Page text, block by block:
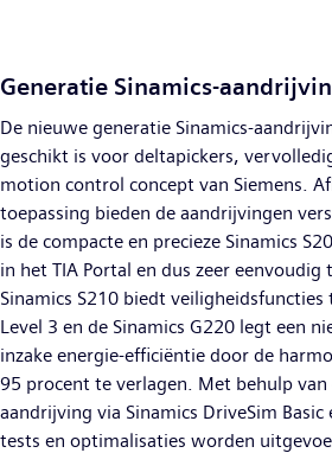
Generatie Sinamics-
De nieuwe generatie Sinamics-
geschikt is voor deltapickers,
motion control concept van Siemens.
toepassing bieden de aandrijvingen
is de compacte en precieze Sinamics
in het TIA Portal en dus zeer eenvoudig
Sinamics S210 biedt
Level 3 en de Sinamics G220 legt een
inzake energie-efficiëntie door de
95 procent te verlagen. Met behulp
aandrijving via Sinamics DriveSim Basic
tests en optimalisaties worden